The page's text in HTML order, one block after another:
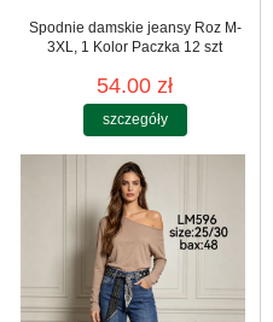
Spodnie damskie jeansy Roz M-
3XL, 1 Kolor Paczka 12 szt
54.00 zł
szczegóły